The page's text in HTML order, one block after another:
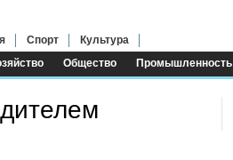
Общество Промышленность
Спорт Культура